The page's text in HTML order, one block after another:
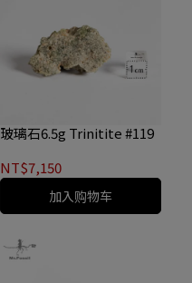
玻璃石6.5g Trinitite #119
NT$7,150
加入购物车